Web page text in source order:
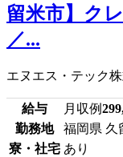
留米市】ク
／...
エヌエス・テック
給与 月収例
勤務地
福岡県 久
寮・社宅 あり